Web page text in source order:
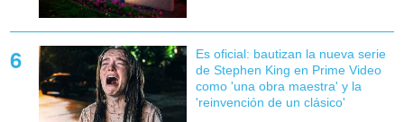
Es oficial: bautizan la nueva serie
de Stephen King en Prime Video
como 'una obra maestra' y la
'reinvención de un clásico'